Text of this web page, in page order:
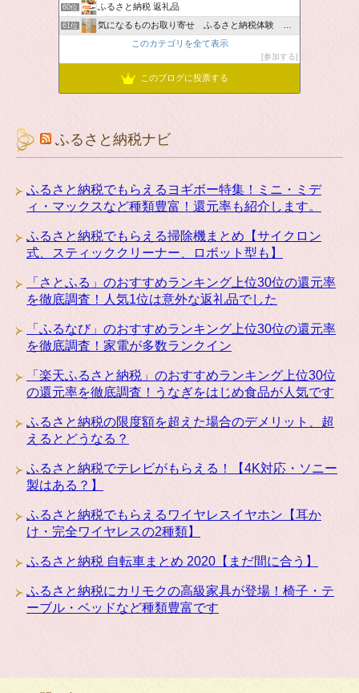
60位 ふるさと納税 返礼品
61位
気になるものお取り寄せ ふるさと納税体験 ＆ お薦め情報
このカテゴリを全て表示
参加する
このブログに投票する
ふるさと納税ナビ
ふるさと納税でもらえるヨギボー特集！ミニ・ミデ
ィ・マックスなど種類豊富！還元率も紹介します。
ふるさと納税でもらえる掃除機まとめ【サイクロン
式、スティッククリーナー、ロボット型も】
「さとふる」のおすすめランキング上位30位の還元率
を徹底調査！人気1位は意外な返礼品でした
「ふるなび」のおすすめランキング上位30位の還元率
を徹底調査！家電が多数ランクイン
「楽天ふるさと納税」のおすすめランキング上位30位
の還元率を徹底調査！うなぎをはじめ食品が人気です
ふるさと納税の限度額を超えた場合のデメリット、超
えるとどうなる？
ふるさと納税でテレビがもらえる！【4K対応・ソニー
製はある？】
ふるさと納税でもらえるワイヤレスイヤホン【耳か
け・完全ワイヤレスの2種類】
ふるさと納税 自転車まとめ 2020【まだ間に合う】
ふるさと納税にカリモクの高級家具が登場！椅子・テ
ーブル・ベッドなど種類豊富です